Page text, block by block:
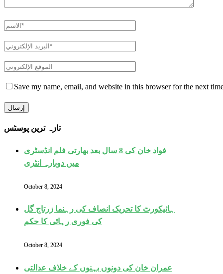
Save my name, email, and website in this browser for the next
تازہ ترین پوسٹس
فواد خان کی 8 سال بعد بھارتی فلم انڈسٹری
میں دوبارہ انٹری
October 8, 2024
ہائیکورٹ کا تحریک انصاف کی رہنما زرتاج گل
کی فوری رہائی کا حکم
October 8, 2024
عمران خان کی دونوں بہنوں کے خلاف عدالتی